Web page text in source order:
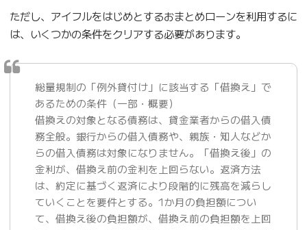
ただし、アイフルをはじめとするおまとめローンを利用するに
は、いくつかの条件をクリアする必要があります。
総量規制の「例外貸付け」に該当する「借換え」で
あるための条件（一部・概要）
借換えの対象となる債務は、貸金業者からの借入債
務全般。銀行からの借入債務や、親族・知人などか
らの借入債務は対象になりません。「借換え後」の
金利が、借換え前の金利を上回らない。返済方法
は、約定に基づく返済により段階的に残高を減らし
ていくことを要件とする。1か月の負担額につい
て、借換え後の負担額が、借換え前の負担額を上回